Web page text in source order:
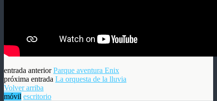
entrada anteriorParque aventura Enix
próxima entrada La orquesta de la lluvia
Volver arriba
móvil escritorio